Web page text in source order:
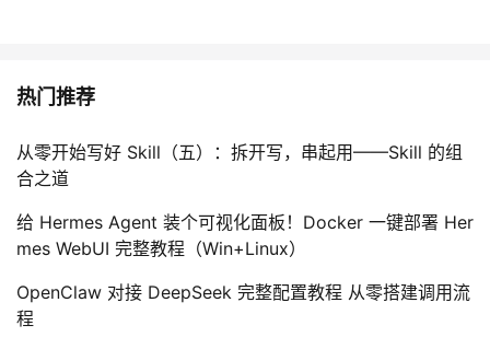
热门推荐
从零开始写好 Skill（五）：拆开写，串起用——Skill 的组
合之道
给 Hermes Agent 装个可视化面板！Docker 一键部署 Her
mes WebUI 完整教程（Win+Linux）
OpenClaw 对接 DeepSeek 完整配置教程 从零搭建调用流
程